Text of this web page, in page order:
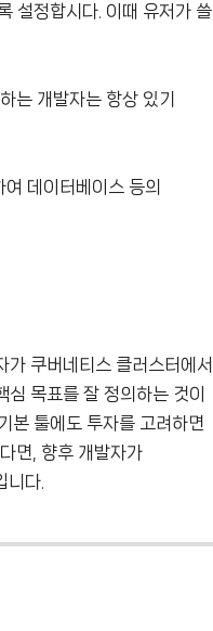
설정합시다. 이때 유저가 쓸
는 개발자는 항상 있기
데이터베이스 등의
쿠버네티스 클러스터에서
목표를 잘 정의하는 것이
본 툴에도 투자를 고려하면
면, 향후 개발자가
니다.